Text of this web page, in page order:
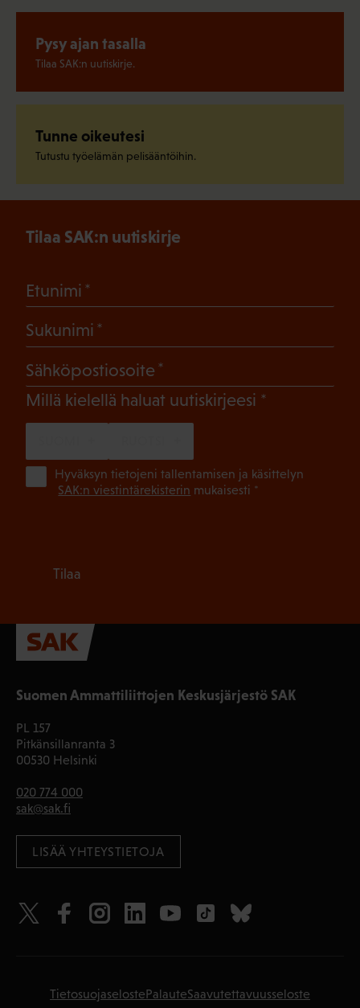
Pysy ajan tasalla
Tilaa SAK:n uutiskirje.
Tunne oikeutesi
Tutustu työelämän pelisääntöihin.
Suomen Ammattiliittojen Keskusjärjestö SAK
PL 157
Pitkänsillanranta 3
00530 Helsinki
020 774 000
sak@sak.fi
LISÄÄ YHTEYSTIETOJA
Tilaa SAK:n uutiskirje
Etunimi
Sukunimi
Sähköpostiosoite
Millä kielellä haluat uutiskirjeesi (Pakollinen)
Hyväksyn tietojeni tallentamisen ja käsittelyn
SAK:n viestintärekisterin mukaisesti *
Tilaa
TietosuojaselostePalauteSaavutettavuusseloste